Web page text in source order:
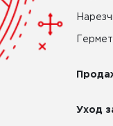
Уход